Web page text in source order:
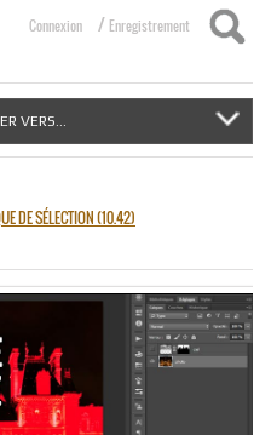
Connexion / Enregistrement
VERS...
DE SÉLECTION (10.42)